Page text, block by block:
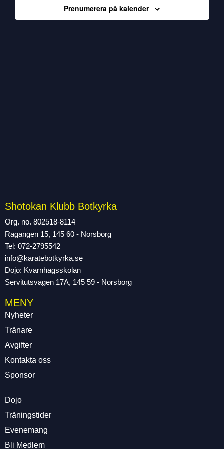
Prenumerera på kalender
Shotokan Klubb Botkyrka
Org. no. 802518-8114
Ragangen 15, 145 60 - Norsborg
Tel: 072-2795542
info@karatebotkyrka.se
Dojo: Kvarnhagsskolan
Servitutsvagen 17A, 145 59 - Norsborg
MENY
Nyheter
Tränare
Avgifter
Kontakta oss
Sponsor
Dojo
Träningstider
Evenemang
Bli Medlem